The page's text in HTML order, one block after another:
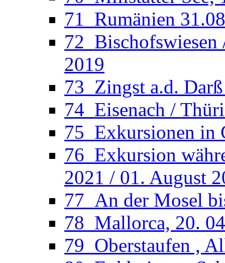
71_Rumänien
72_Bischofswiesen
2019
73_Zingst a.d.
74_Eisenach /
75_Exkursionen in
76_Exkursion
2021 / 01. August
77_An der Mosel
78_Mallorca, 20.
79_Oberstaufen ,